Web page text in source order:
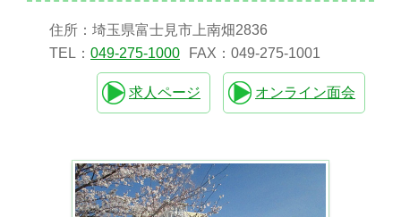
住所：埼玉県富士見市上南畑2836
TEL： 049-275-1000 FAX：049-275-1001
求人ページ オンライン面会